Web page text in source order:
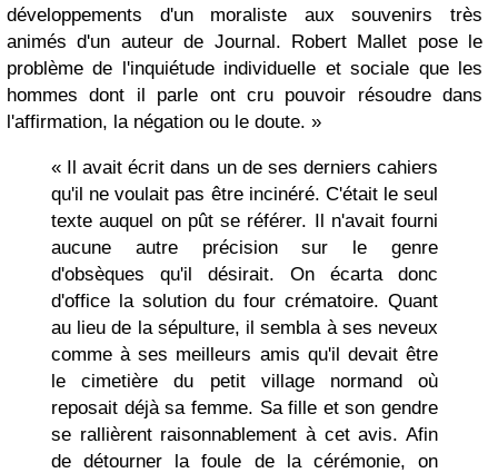
développements d'un moraliste aux souvenirs très
animés d'un auteur de Journal. Robert Mallet pose le
problème de l'inquiétude individuelle et sociale que les
hommes dont il parle ont cru pouvoir résoudre dans
l'affirmation, la négation ou le doute. »
« Il avait écrit dans un de ses derniers cahiers
qu'il ne voulait pas être incinéré. C'était le seul
texte auquel on pût se référer. Il n'avait fourni
aucune autre précision sur le genre
d'obsèques qu'il désirait. On écarta donc
d'office la solution du four crématoire. Quant
au lieu de la sépulture, il sembla à ses neveux
comme à ses meilleurs amis qu'il devait être
le cimetière du petit village normand où
reposait déjà sa femme. Sa fille et son gendre
se rallièrent raisonnablement à cet avis. Afin
de détourner la foule de la cérémonie, on